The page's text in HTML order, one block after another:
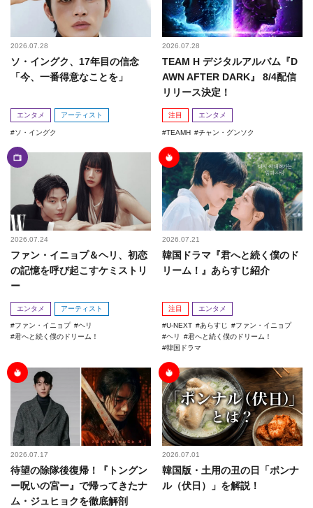
2026.07.28
ソ・イングク、17年目の信念
「今、一番得意なことを」
エンタメ アーティスト
ソ・イングク
2026.07.28
TEAM H デジタルアルバム『D
AWN AFTER DARK』 8/4配信
リリース決定！
注目 エンタメ
TEAMH チャン・グンソク
2026.07.24
ファン・イニョプ＆ヘリ、初恋
の記憶を呼び起こすケミストリ
ー
エンタメ アーティスト
ファン・イニョプ
ヘリ
君へと続く僕のドリーム！
2026.07.21
韓国ドラマ『君へと続く僕のド
リーム！』あらすじ紹介
注目 エンタメ
U-NEXT あらすじ
ファン・イニョプ
ヘリ
君へと続く僕のドリーム！
韓国ドラマ
2026.07.17
待望の除隊後復帰！『トングン
ー呪いの宮ー』で帰ってきたナ
ム・ジュヒョクを徹底解剖
2026.07.01
韓国版・土用の丑の日「ポンナ
ル（伏日）」を解説！